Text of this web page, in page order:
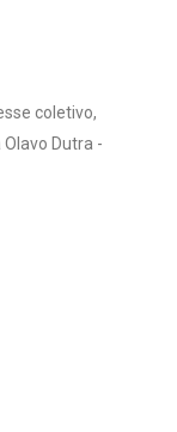
coletivo,
Dutra -